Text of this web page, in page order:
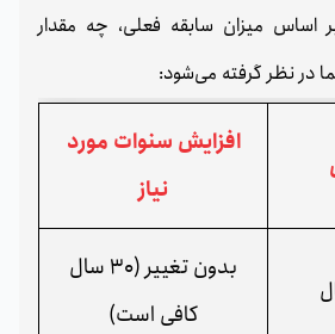
اساس میزان سابقه فعلی، چه مقدار
در نظر گرفته می‌شود:
افزایش سنوات مورد
نیاز
بدون تغییر (30 سال
کافی است)